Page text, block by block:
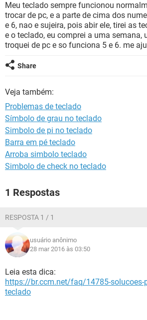
INSTAGRAM GMAIL
GUIA DE COMPRAS
OUTLOOK EXCEL
INSTAGRAM
GUIA DE COMPRAS
Meu teclado sempre funcionou
trocar de pc, e a parte de cima dos
e 6, nao e sujeira, pois abir ele, tirei as
e o teclado, eu comprei a uma semana,
troquei de pc e so funciona 5 e 6. me
Share
Veja também:
Problemas de teclado
Símbolo de grau no teclado
Simbolo de pi no teclado
Barra em pé teclado
Arroba simbolo teclado
Simbolo de check no teclado
1 Respostas
RESPOSTA 1 / 1
usuário anônimo
28 mar 2016 às 03:50
Leia esta dica:
https://br.ccm.net/faq/14785-solucoes-
teclado